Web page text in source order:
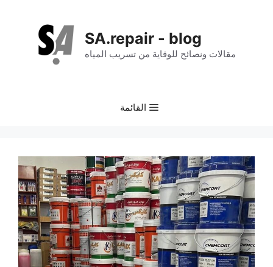
SA.repair - blog
مقالات ونصائح للوقاية من تسريب المياه
القائمة